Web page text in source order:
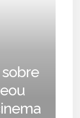
sobre